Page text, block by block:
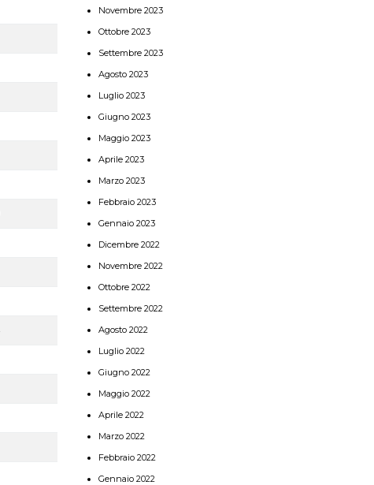
Novembre 2023
Ottobre 2023
Settembre 2023
Agosto 2023
Luglio 2023
Giugno 2023
Maggio 2023
Aprile 2023
Marzo 2023
Febbraio 2023
Gennaio 2023
Dicembre 2022
Novembre 2022
Ottobre 2022
Settembre 2022
Agosto 2022
Luglio 2022
Giugno 2022
Maggio 2022
Aprile 2022
Marzo 2022
Febbraio 2022
Gennaio 2022